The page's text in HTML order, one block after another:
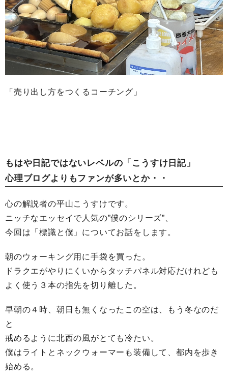
「売り出し方をつくるコーチング」
もはや日記ではないレベルの「こうすけ日記」
心理ブログよりもファンが多いとか・・
心の解説者の平山こうすけです。
ニッチなエッセイで人気の”僕のシリーズ”、
今回は「標識と僕」についてお話をします。
朝のウォーキング用に手袋を買った。
ドラクエがやりにくいからタッチパネル対応だけれども
よく使う３本の指先を切り離した。
早朝の４時、朝日も無くなったこの空は、もう冬なのだ
と
戒めるように北西の風がとても冷たい。
僕はライトとネックウォーマーも装備して、都内を歩き
始める。